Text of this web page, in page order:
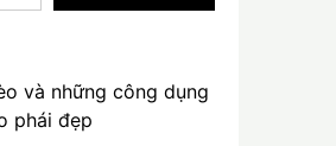
và những công dụng
phái đẹp